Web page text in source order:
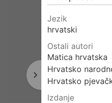
navigate_next
Sljedeća
stranica
Jezik
hrvatski
Ostali autori
Matica hrvatska
Hrvatsko
Hrvatsko
Izdanje